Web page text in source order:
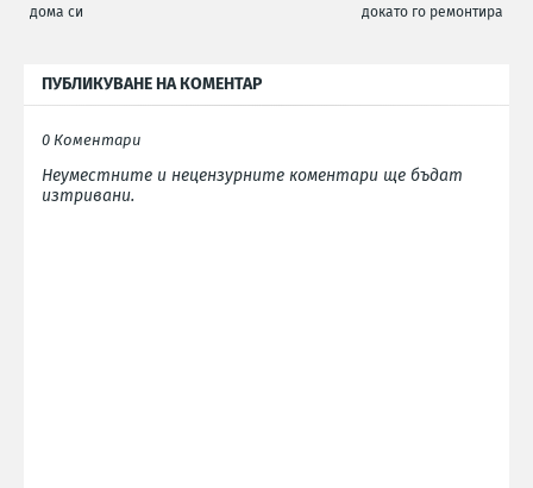
докато го ремонтира
дома си
ПУБЛИКУВАНЕ НА КОМЕНТАР
0 Коментари
Неуместните и нецензурните коментари ще бъдат
изтривани.